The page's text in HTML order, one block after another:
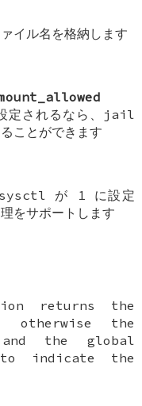
イル名を格納します
定されるなら、jail
ことができます
が 1 に設定
をサポートします
returns the
the
the global
indicate the